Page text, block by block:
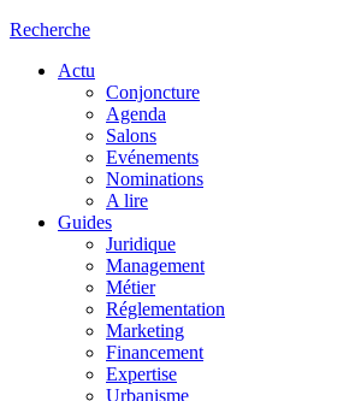
Recherche
Actu
Conjoncture
Agenda
Salons
Evénements
Nominations
A lire
Guides
Juridique
Management
Métier
Réglementation
Marketing
Financement
Expertise
Urbanisme